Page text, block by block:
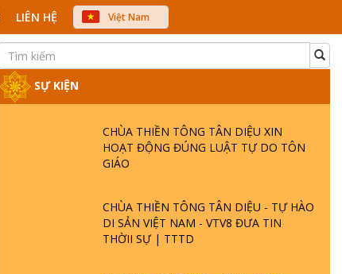
LIÊN HỆ
Việt Nam
中文
SỰ KIỆN
CHÙA THIỀN TÔNG TÂN DIỆU XIN
HOẠT ĐỘNG ĐÚNG LUẬT TỰ DO TÔN
GIÁO
CHÙA THIỀN TÔNG TÂN DIỆU - TỰ HÀO
DI SẢN VIỆT NAM - VTV8 ĐƯA TIN
THỜII SỰ | TTTD